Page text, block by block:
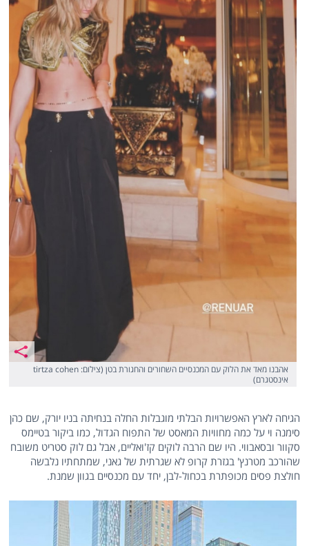
אהבנו מאד את הלוק עם המכנסיים השחורים והחגורת בטן (צילום: tirtza cohen
אינסטגרם)
הגיחה לארץ האפשרויות הבלתי מוגבלות החלה בנחיתה בניו יורק, שם כהן
סימנה וי על כמה מחוויות המאסט של התפוח הגדול, כמו ביקור בטיימס
סקוור ובסאבווי. היו שם הרבה לוקים קז'ואליים, אבל גם לוק סטריט משובח
שהורכב מטרנץ' בגזרת קרופ לא שגרתית של גאני, שמתחתיו נלבשה
חולצת פסים מכופתרת בכחול-לבן, יחד עם מכנסיים בגוון שמנת.